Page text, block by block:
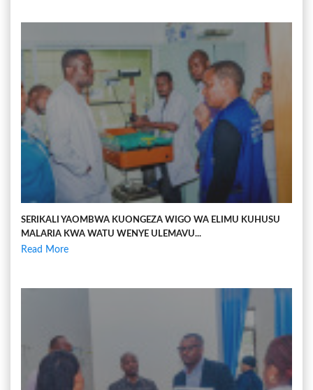
SERIKALI YAOMBWA KUONGEZA WIGO WA ELIMU KUHUSU
MALARIA KWA WATU WENYE ULEMAVU...
Read More